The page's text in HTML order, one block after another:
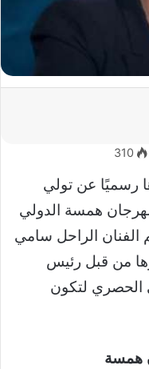
310
رسميًا عن تولي
همسة الدولي
الفنان الراحل سامي
من قبل رئيس
الحصري لتكون
همسة